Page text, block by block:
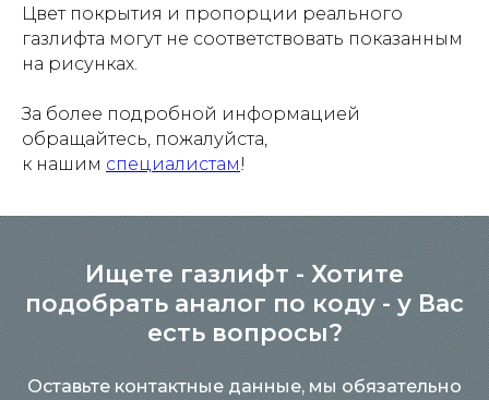
Цвет покрытия и пропорции реального
газлифта могут не соответствовать показанным
на рисунках.
За более подробной информацией
обращайтесь, пожалуйста,
к нашим специалистам!
Ищете газлифт - Хотите
подобрать аналог по коду - у Вас
есть вопросы?
Оставьте контактные данные, мы обязательно